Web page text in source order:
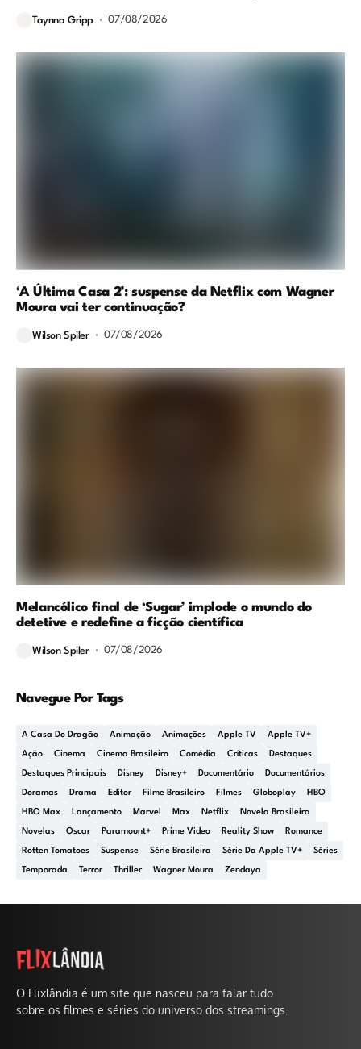
Taynna Gripp 07/08/2026
‘A Última Casa 2’: suspense da Netflix com Wagner
Moura vai ter continuação?
Wilson Spiler 07/08/2026
Melancólico final de ‘Sugar’ implode o mundo do
detetive e redefine a ficção científica
Wilson Spiler 07/08/2026
Navegue Por Tags
A Casa Do Dragão Animação Animações Apple TV Apple TV+
Ação Cinema Cinema Brasileiro Comédia Críticas Destaques
Destaques Principais Disney Disney+ Documentário Documentários
Doramas Drama Editor Filme Brasileiro Filmes Globoplay HBO
HBO Max Lançamento Marvel Max Netflix Novela Brasileira
Novelas Oscar Paramount+ Prime Video Reality Show Romance
Rotten Tomatoes Suspense Série Brasileira Série Da Apple TV+ Séries
Temporada Terror Thriller Wagner Moura Zendaya
O Flixlândia é um site que nasceu para falar tudo
sobre os filmes e séries do universo dos streamings.